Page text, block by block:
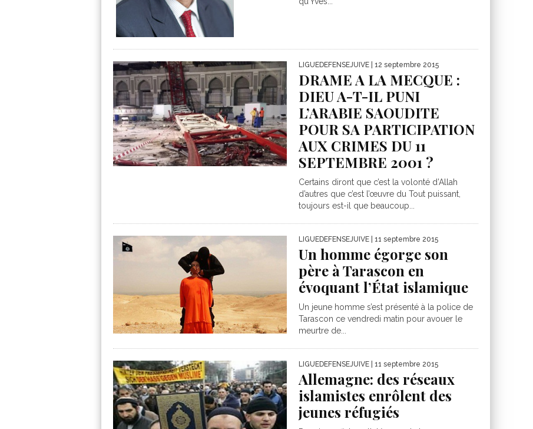
LIGUEDEFENSEJUIVE | 12 septembre 2015
DRAME A LA MECQUE :
DIEU A-T-IL PUNI
L’ARABIE SAOUDITE
POUR SA PARTICIPATION
AUX CRIMES DU 11
SEPTEMBRE 2001 ?
Certains diront que c’est la volonté d’Allah
d’autres que c’est l’œuvre du Tout puissant,
toujours est-il que beaucoup...
LIGUEDEFENSEJUIVE | 11 septembre 2015
Un homme égorge son
père à Tarascon en
évoquant l’État islamique
Un jeune homme s’est présenté à la police de
Tarascon ce vendredi matin pour avouer le
meurtre de...
LIGUEDEFENSEJUIVE | 11 septembre 2015
Allemagne: des réseaux
islamistes enrôlent des
jeunes réfugiés